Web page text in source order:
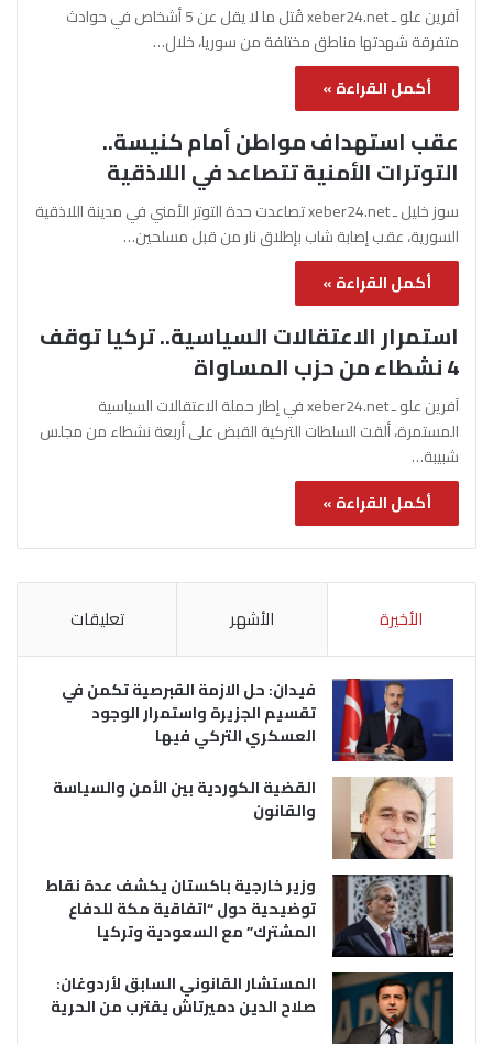
آفرين علو ـ xeber24.net قُتل ما لا يقل عن 5 أشخاص في حوادث
متفرقة شهدتها مناطق مختلفة من سوريا، خلال…
أكمل القراءة »
عقب استهداف مواطن أمام كنيسة..
التوترات الأمنية تتصاعد في اللاذقية
سوز خليل ـ xeber24.net تصاعدت حدة التوتر الأمني في مدينة اللاذقية
السورية، عقب إصابة شاب بإطلاق نار من قبل مسلحين…
أكمل القراءة »
استمرار الاعتقالات السياسية.. تركيا توقف
4 نشطاء من حزب المساواة
آفرين علو ـ xeber24.net في إطار حملة الاعتقالات السياسية
المستمرة، ألقت السلطات التركية القبض على أربعة نشطاء من مجلس
شبيبة…
أكمل القراءة »
الأخيرة الأشهر تعليقات
فيدان: حل الازمة القبرصية تكمن في
تقسيم الجزيرة واستمرار الوجود
العسكري التركي فيها
القضية الكوردية بين الأمن والسياسة
والقانون
وزير خارجية باكستان يكشف عدة نقاط
توضيحية حول “اتفاقية مكة للدفاع
المشترك” مع السعودية وتركيا
المستشار القانوني السابق لأردوغان:
صلاح الدين دميرتاش يقترب من الحرية